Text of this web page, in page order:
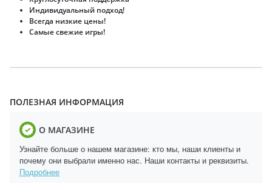
Индивидуальный подход!
Всегда низкие цены!
Самые свежие игры!
ПОЛЕЗНАЯ ИНФОРМАЦИЯ
О МАГАЗИНЕ
Узнайте больше о нашем магазине: кто мы, наши клиенты и
почему они выбрали именно нас. Наши контакты и реквизиты.
Подробнее